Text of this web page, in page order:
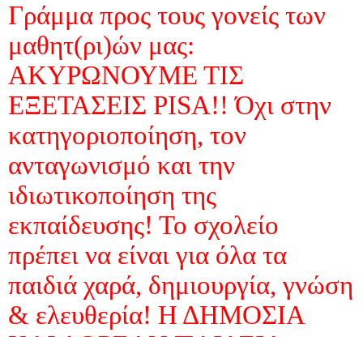
Γράμμα προς τους γονείς των
μαθητ(ρι)ών μας:
ΑΚΥΡΩΝΟΥΜΕ ΤΙΣ
ΕΞΕΤΑΣΕΙΣ PISA!! Όχι στην
κατηγοριοποίηση, τον
ανταγωνισμό και την
ιδιωτικοποίηση της
εκπαίδευσης! Το σχολείο
πρέπει να είναι για όλα τα
παιδιά χαρά, δημιουργία, γνώση
& ελευθερία! Η ΔΗΜΟΣΙΑ